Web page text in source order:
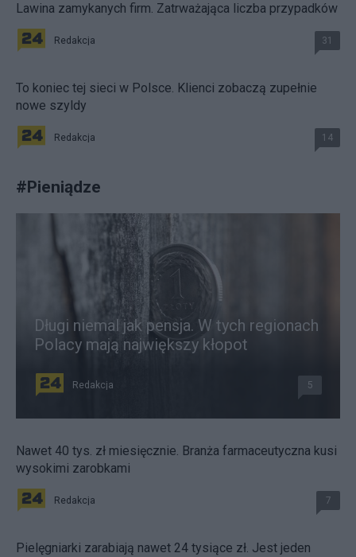
Lawina zamykanych firm. Zatrważająca liczba przypadków
Redakcja 31
To koniec tej sieci w Polsce. Klienci zobaczą zupełnie
nowe szyldy
Redakcja 14
#Pieniądze
Długi niemal jak pensja. W tych regionach
Polacy mają największy kłopot
Redakcja 5
Nawet 40 tys. zł miesięcznie. Branża farmaceutyczna kusi
wysokimi zarobkami
Redakcja 7
Pielęgniarki zarabiają nawet 24 tysiące zł. Jest jeden